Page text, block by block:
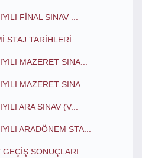
FİNAL SINAV ...
STAJ TARİHLERİ
MAZERET SINA...
MAZERET SINA...
ARA SINAV (V...
ARADÖNEM STA...
GEÇİŞ SONUÇLARI